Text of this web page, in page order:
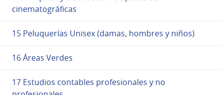
cinematográficas
15 Peluquerías Unisex (damas, hombres y niños)
16 Áreas Verdes
17 Estudios contables profesionales y no